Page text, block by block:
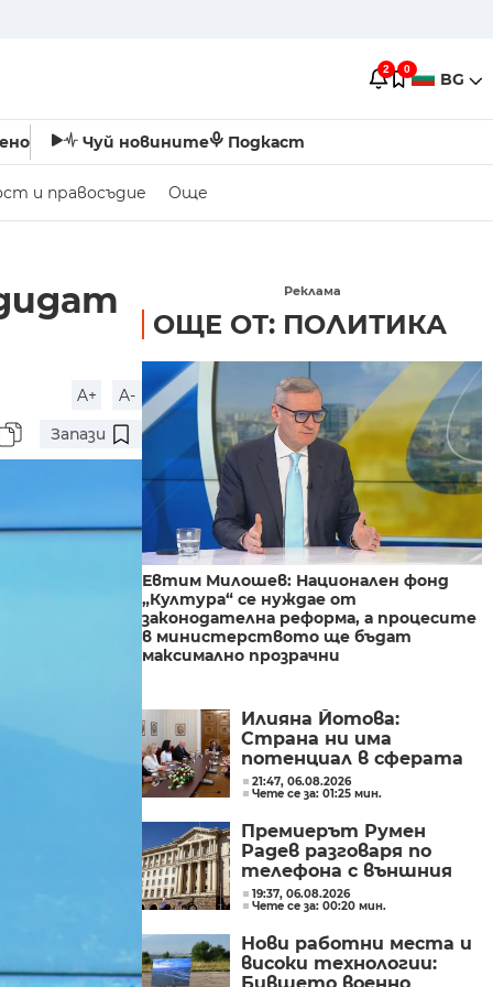
2 0 BG
Чуй новините Подкаст
и правосъдие Още
A+
A-
Запази
Реклама
ОЩЕ ОТ: ПОЛИТИКА
Евтим Милошев: Национален фонд
„Култура“ се нуждае от
законодателна реформа, а процесите
в министерството ще бъдат
максимално прозрачни
Илияна Йотова:
Страна ни има
потенциал в сферата
на изкуствения
интелект и бизнесът
перспективи
21:47, 06.08.2026
Чете се за: 01:25 мин.
Премиерът Румен
Радев разговаря по
телефона с външния
министър на
Великобритания Ед
Милибанд
19:37, 06.08.2026
Чете се за: 00:20 мин.
Нови работни места и
високи технологии: